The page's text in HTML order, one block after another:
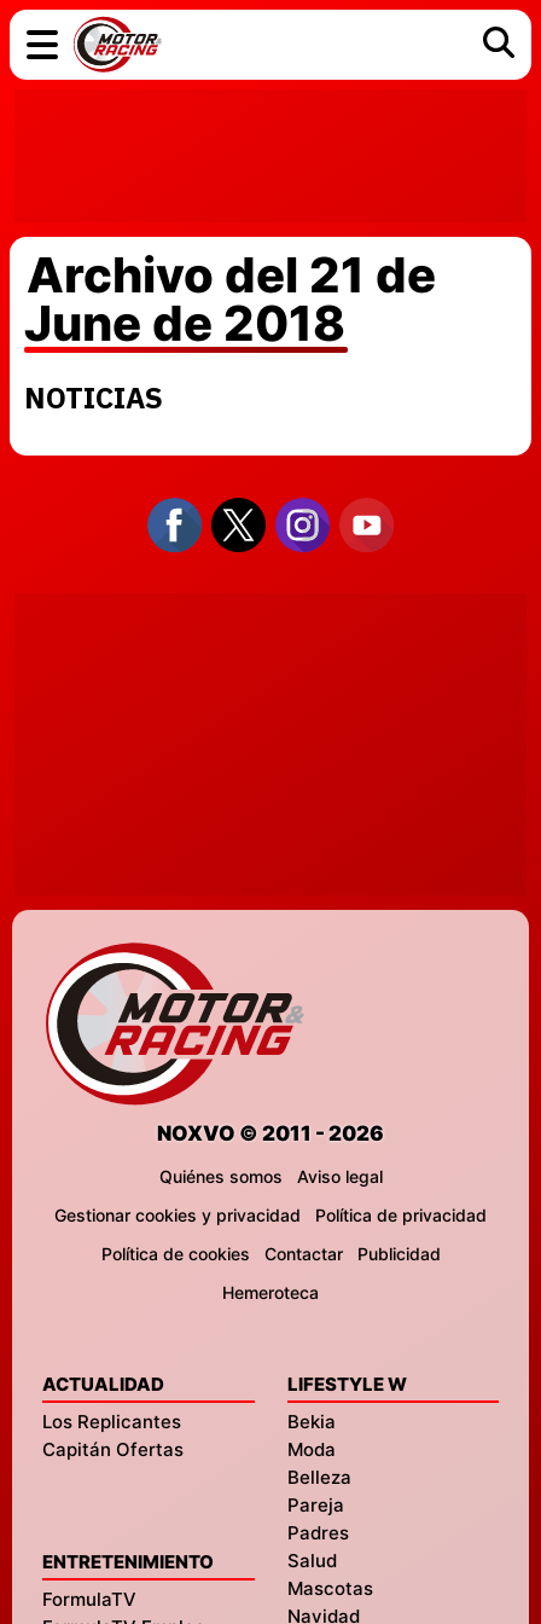
Archivo del 21 de
June de 2018
NOTICIAS
NOXVO © 2011 - 2026
Quiénes somos
Aviso legal
Gestionar cookies y privacidad
Política de privacidad
Política de cookies
Contactar
Publicidad
Hemeroteca
ACTUALIDAD
Los Replicantes
Capitán Ofertas
ENTRETENIMIENTO
FormulaTV
LIFESTYLE W
Bekia
Moda
Belleza
Pareja
Padres
Salud
Mascotas
Navidad